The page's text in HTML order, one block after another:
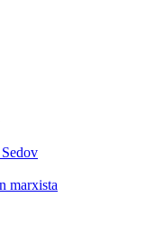
marxista